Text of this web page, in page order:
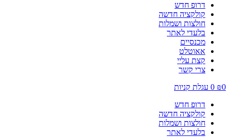
דרופ חדש
קולקציה חדשה
חולצות ושמלות
בלעדי לאתר
מכנסיים
אאוטלט
קצת עליי
צרי קשר
₪0
0 עגלת קניות
דרופ חדש
קולקציה חדשה
חולצות ושמלות
בלעדי לאתר